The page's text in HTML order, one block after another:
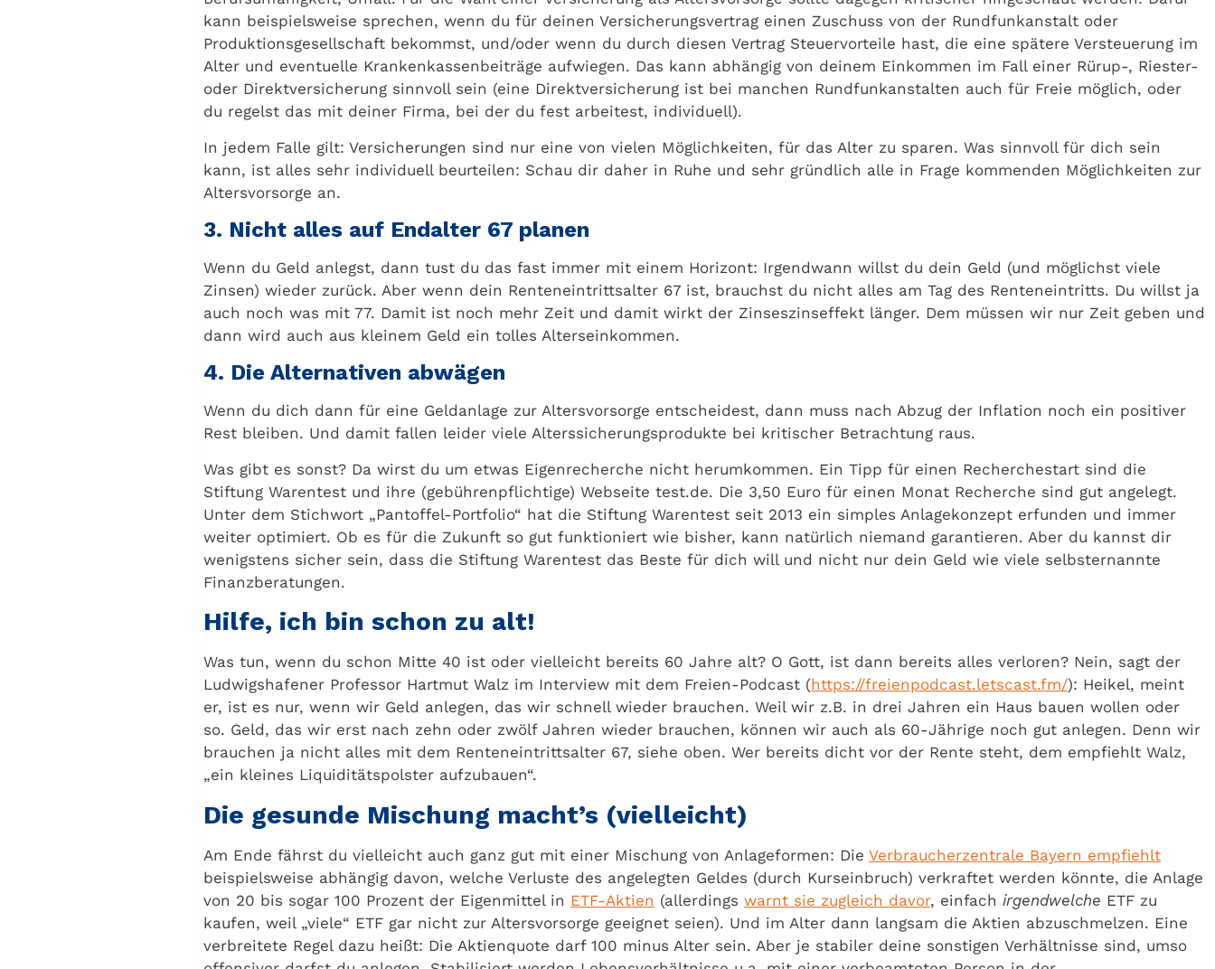
kann beispielsweise sprechen, wenn du für deinen Versicherungsvertrag einen Zuschuss von der Rundfunkanstalt oder
Produktionsgesellschaft bekommst, und/oder wenn du durch diesen Vertrag Steuervorteile hast, die eine spätere Versteuerung im
Alter und eventuelle Krankenkassenbeiträge aufwiegen. Das kann abhängig von deinem Einkommen im Fall einer Rürup-, Riester-
oder Direktversicherung sinnvoll sein (eine Direktversicherung ist bei manchen Rundfunkanstalten auch für Freie möglich, oder
du regelst das mit deiner Firma, bei der du fest arbeitest, individuell).
In jedem Falle gilt: Versicherungen sind nur eine von vielen Möglichkeiten, für das Alter zu sparen. Was sinnvoll für dich sein
kann, ist alles sehr individuell beurteilen: Schau dir daher in Ruhe und sehr gründlich alle in Frage kommenden Möglichkeiten zur
Altersvorsorge an.
3. Nicht alles auf Endalter 67 planen
Wenn du Geld anlegst, dann tust du das fast immer mit einem Horizont: Irgendwann willst du dein Geld (und möglichst viele
Zinsen) wieder zurück. Aber wenn dein Renteneintrittsalter 67 ist, brauchst du nicht alles am Tag des Renteneintritts. Du willst ja
auch noch was mit 77. Damit ist noch mehr Zeit und damit wirkt der Zinseszinseffekt länger. Dem müssen wir nur Zeit geben und
dann wird auch aus kleinem Geld ein tolles Alterseinkommen.
4. Die Alternativen abwägen
Wenn du dich dann für eine Geldanlage zur Altersvorsorge entscheidest, dann muss nach Abzug der Inflation noch ein positiver
Rest bleiben. Und damit fallen leider viele Alterssicherungsprodukte bei kritischer Betrachtung raus.
Was gibt es sonst? Da wirst du um etwas Eigenrecherche nicht herumkommen. Ein Tipp für einen Recherchestart sind die
Stiftung Warentest und ihre (gebührenpflichtige) Webseite test.de. Die 3,50 Euro für einen Monat Recherche sind gut angelegt.
Unter dem Stichwort „Pantoffel-Portfolio“ hat die Stiftung Warentest seit 2013 ein simples Anlagekonzept erfunden und immer
weiter optimiert. Ob es für die Zukunft so gut funktioniert wie bisher, kann natürlich niemand garantieren. Aber du kannst dir
wenigstens sicher sein, dass die Stiftung Warentest das Beste für dich will und nicht nur dein Geld wie viele selbsternannte
Finanzberatungen.
Hilfe, ich bin schon zu alt!
Was tun, wenn du schon Mitte 40 ist oder vielleicht bereits 60 Jahre alt? O Gott, ist dann bereits alles verloren? Nein, sagt der
Ludwigshafener Professor Hartmut Walz im Interview mit dem Freien-Podcast (https://freienpodcast.letscast.fm/): Heikel, meint
er, ist es nur, wenn wir Geld anlegen, das wir schnell wieder brauchen. Weil wir z.B. in drei Jahren ein Haus bauen wollen oder
so. Geld, das wir erst nach zehn oder zwölf Jahren wieder brauchen, können wir auch als 60-Jährige noch gut anlegen. Denn wir
brauchen ja nicht alles mit dem Renteneintrittsalter 67, siehe oben. Wer bereits dicht vor der Rente steht, dem empfiehlt Walz,
„ein kleines Liquiditätspolster aufzubauen“.
Die gesunde Mischung macht’s (vielleicht)
Am Ende fährst du vielleicht auch ganz gut mit einer Mischung von Anlageformen: DieVerbraucherzentrale Bayern empfiehlt
beispielsweise abhängig davon, welche Verluste des angelegten Geldes (durch Kurseinbruch) verkraftet werden könnte, die Anlage
von 20 bis sogar 100 Prozent der Eigenmittel in ETF-Aktien (allerdingswarnt sie zugleich davor, einfachirgendwelche ETF zu
kaufen, weil „viele“ ETF gar nicht zur Altersvorsorge geeignet seien). Und im Alter dann langsam die Aktien abzuschmelzen. Eine
verbreitete Regel dazu heißt: Die Aktienquote darf 100 minus Alter sein. Aber je stabiler deine sonstigen Verhältnisse sind, umso